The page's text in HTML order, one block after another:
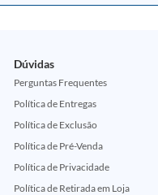
Dúvidas
Perguntas Frequentes
Política de Entregas
Política de Exclusão
Política de Pré-Venda
Política de Privacidade
Política de Retirada em Loja